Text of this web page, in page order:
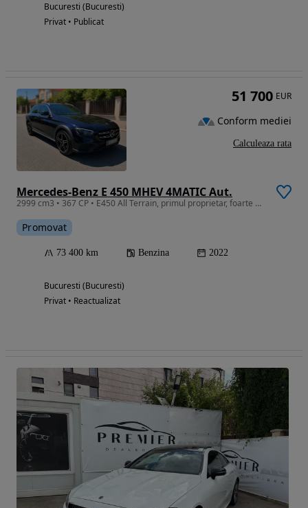
Bucuresti (Bucuresti)
Privat • Publicat
Mercedes-Benz E 450 MHEV 4MATIC Aut.
2999 cm3 • 367 CP • E450 All Terrain, primul proprietar, foarte multe optiuni
Promovat
73 400 km Benzina 2022
Bucuresti (Bucuresti)
Privat • Reactualizat
51 700 EUR
Conform mediei
Calculeaza rata